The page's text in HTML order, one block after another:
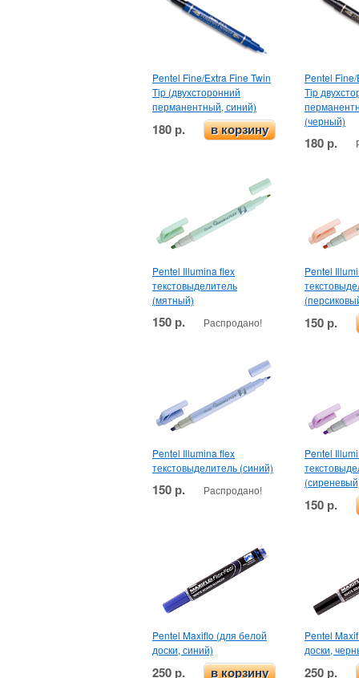
Pentel Fine/Extra Fine Twin
Tip (двухсторонний
перманентный, синий)
180 р. в корзину
Pentel
Tip
(черный)
180 р.
Pentel Illumina flex
текстовыделитель
(мятный)
150 р. Распродано!
Pentel
150 р.
Pentel Illumina flex
текстовыделитель (синий)
150 р. Распродано!
Pentel
150 р.
Pentel Maxiflo (для белой
доски, синий)
250 р. в корзину
Pentel
доски,
250 р.